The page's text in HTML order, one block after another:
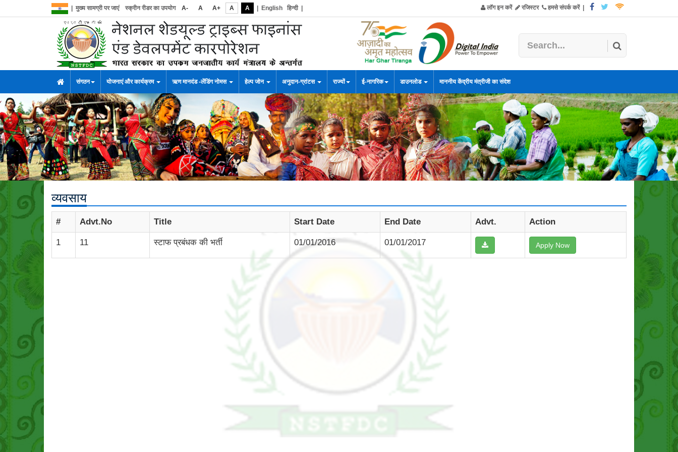
मुख्य सामग्री पर जाएं स्क्रीन रीडर का उपयोग A- A A+ A A English हिन्दी| लॉग इन करें रजिस्टर हमसे संपर्क करें|
संगठन योजनाएं और कार्यक्रम ऋण मानदंड -लेंडिंग नोमस हेल्प जोन अनुदान-ग्रांटस राज्यों ई-नागरिक डाउनलोड माननीय केंद्रीय मंत्रीजी का संदेश
व्यवसाय
# Advt.No Title Start Date End Date Advt. Action
1 11 स्टाफ प्रबंधक की भर्ती 01/01/2016 01/01/2017 Apply Now